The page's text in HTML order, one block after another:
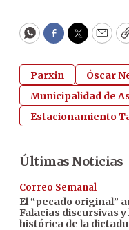
WhatsApp
Facebook
Twitter
Parxin
Óscar
Municipalidad de
Estacionamiento
Últimas Noticias
Correo Semanal
El “pecado original”
Falacias discursivas
histórica de la